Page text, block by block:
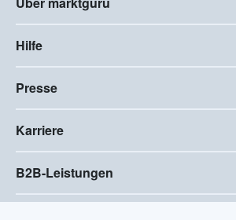
Hilfe
Presse
Karriere
B2B-Leistungen